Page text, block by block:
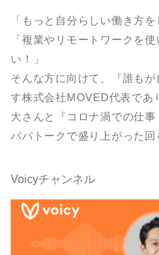
「もっと自分らしい働き方を
「複業やリモートワークを
い！」
そんな方に向けて、『誰も
す株式会社MOVED代表であ
大さんと『コロナ渦での仕事
パパトークで盛り上がった回
Voicyチャンネル